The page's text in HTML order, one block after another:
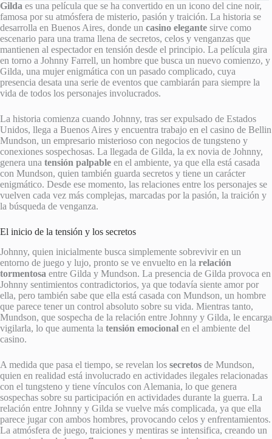
Gilda es una película que se ha convertido en un icono del cine noir,
famosa por su atmósfera de misterio, pasión y traición. La historia se
desarrolla en Buenos Aires, donde un casino elegante sirve como
escenario para una trama llena de secretos, celos y venganzas que
mantienen al espectador en tensión desde el principio. La película gira
en torno a Johnny Farrell, un hombre que busca un nuevo comienzo, y
Gilda, una mujer enigmática con un pasado complicado, cuya
presencia desata una serie de eventos que cambiarán para siempre la
vida de todos los personajes involucrados.
La historia comienza cuando Johnny, tras ser expulsado de Estados
Unidos, llega a Buenos Aires y encuentra trabajo en el casino de Bellin
Mundson, un empresario misterioso con negocios de tungsteno y
conexiones sospechosas. La llegada de Gilda, la ex novia de Johnny,
genera una tensión palpable en el ambiente, ya que ella está casada
con Mundson, quien también guarda secretos y tiene un carácter
enigmático. Desde ese momento, las relaciones entre los personajes se
vuelven cada vez más complejas, marcadas por la pasión, la traición y
la búsqueda de venganza.
El inicio de la tensión y los secretos
Johnny, quien inicialmente busca simplemente sobrevivir en un
entorno de juego y lujo, pronto se ve envuelto en la relación
tormentosa entre Gilda y Mundson. La presencia de Gilda provoca en
Johnny sentimientos contradictorios, ya que todavía siente amor por
ella, pero también sabe que ella está casada con Mundson, un hombre
que parece tener un control absoluto sobre su vida. Mientras tanto,
Mundson, que sospecha de la relación entre Johnny y Gilda, le encarga
vigilarla, lo que aumenta la tensión emocional en el ambiente del
casino.
A medida que pasa el tiempo, se revelan los secretos de Mundson,
quien en realidad está involucrado en actividades ilegales relacionadas
con el tungsteno y tiene vínculos con Alemania, lo que genera
sospechas sobre su participación en actividades durante la guerra. La
relación entre Johnny y Gilda se vuelve más complicada, ya que ella
parece jugar con ambos hombres, provocando celos y enfrentamientos.
La atmósfera de juego, traiciones y mentiras se intensifica, creando un